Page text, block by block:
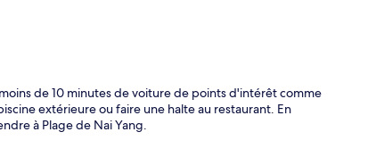
de 10 minutes de voiture de points d'intérêt comme
extérieure ou faire une halte au restaurant. En
à Plage de Nai Yang.